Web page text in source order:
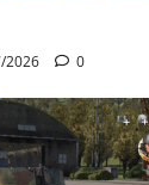
2026 0